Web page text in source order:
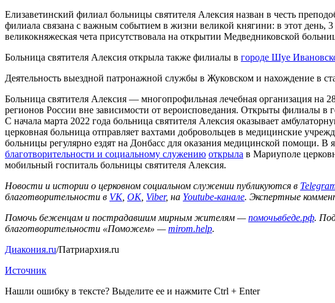
Елизаветинский филиал больницы святителя Алексия назван в честь
филиала связана с важным событием в жизни великой княгини: в этот день,
великокняжеская чета присутствовала на открытии Медведниковской
Больница святителя Алексия открыла также филиалы в городе Шуе
Деятельность выездной патронажной службы в Жуковском и нахождение в
Больница святителя Алексия — многопрофильная лечебная организация на
регионов России вне зависимости от вероисповедания. Открыты филиалы в
С начала марта 2022 года больница святителя Алексия оказывает
церковная больница отправляет вахтами добровольцев в медицинские
больницы регулярно ездят на Донбасс для оказания медицинской помощи. В
благотворительности и социальному служению открыла в Мариуполе
мобильный госпиталь больницы святителя Алексия.
Новости и истории о церковном социальном служении публикуются в
благотворительности в VK, ОК, Viber, на Youtube-канале. Экспертные
Помочь беженцам и пострадавшим мирным жителям —помочьвбеде.рф.
благотворительности «Поможем» —mirom.help.
Диакония.ru/Патриархия.ru
Источник
Нашли ошибку в тексте? Выделите ее и нажмите Ctrl + Enter